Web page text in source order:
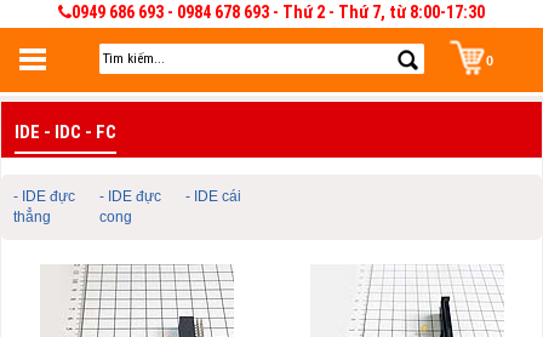
0949 686 693 - 0984 678 693 - Thứ 2 - Thứ 7, từ 8:00-17:30
0
Đăng nhập
Đăng nhập để lưu giỏ hàng 30 ngày. Có thể sửa và quản lý giỏ hàng và đơn
hàng
IDE - IDC - FC
- IDE đực
thẳng
- IDE đực
cong
- IDE cái